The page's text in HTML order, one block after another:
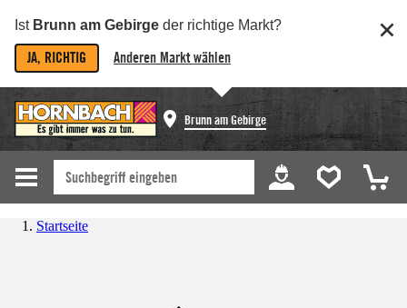
Ist Brunn am Gebirge der richtige Markt?
JA, RICHTIG Anderen Markt wählen
Brunn am Gebirge
Startseite